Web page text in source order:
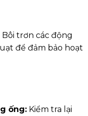
Bôi trơn các động
để đảm bảo hoạt
ống: Kiểm tra lại